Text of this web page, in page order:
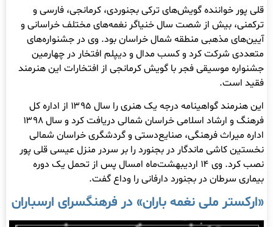
قلی پور خواننده گویش‌های ترکی بجنوردی، کرمانجی، فارسی و
ترکمنی، بیش از شصت سال خنیاگر نغمه‌های مختلف خراسانی و
آیین‌های مذهبی منطقه شمال خراسان بود. وی در جشنواره‌های
متعددی شرکت کرد و کسب مدال و دیپلم افتخار در چهارمین
جشنواره موسیقی فجر با گویش کرمانجی از افتخارات این هنرمند
فقید است.
این هنرمند گواهینامه درجه یک هنری را سال ۱۳۹۵ از اداره کل
فرهنگ و ارشاد اسلامی خراسان شمالی دریافت کرد و سال ۱۳۹۸
اداره میراث‌ فرهنگی، صنایع‌دستی و گردشگری خراسان شمالی
نخستین کاشی ماندگار در بجنورد را بر سردر منزل عیسی قلی پور
نصب کرد. وی ۱۴ اردیبهشت‌ماه امسال پس از تحمل یک دوره‌
بیماری سرطان در بجنورد دارفانی را وداع گفت.
«ارکستر ملی نغمه باران» در فرهنگسرای ارسباران